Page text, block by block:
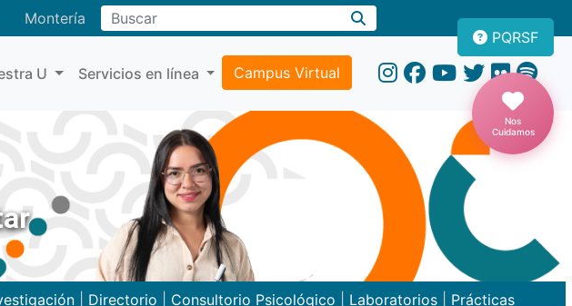
MonteríaBuscar
U Servicios en línea Campus Virtual
PQRSF
Nos
Cuidamos
| Directorio Consultorio Psicológico Laboratorios| Prácticas